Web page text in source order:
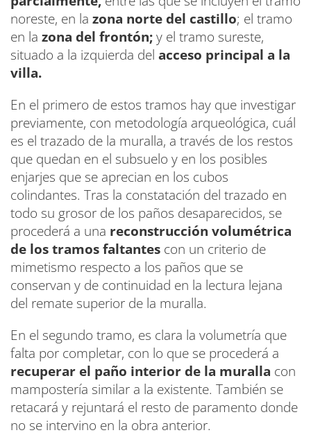
noreste, en la zona norte del castillo; el tramo
en la zona del frontón;y el tramo sureste,
situado a la izquierda del acceso principal a la
villa.
En el primero de estos tramos hay que investigar
previamente, con metodología arqueológica, cuál
es el trazado de la muralla, a través de los restos
que quedan en el subsuelo y en los posibles
enjarjes que se aprecian en los cubos
colindantes. Tras la constatación del trazado en
todo su grosor de los paños desaparecidos, se
procederá a una reconstrucción volumétrica
de los tramos faltantes con un criterio de
mimetismo respecto a los paños que se
conservan y de continuidad en la lectura lejana
del remate superior de la muralla.
En el segundo tramo, es clara la volumetría que
falta por completar, con lo que se procederá a
recuperar el paño interior de la muralla con
mampostería similar a la existente. También se
retacará y rejuntará el resto de paramento donde
no se intervino en la obra anterior.